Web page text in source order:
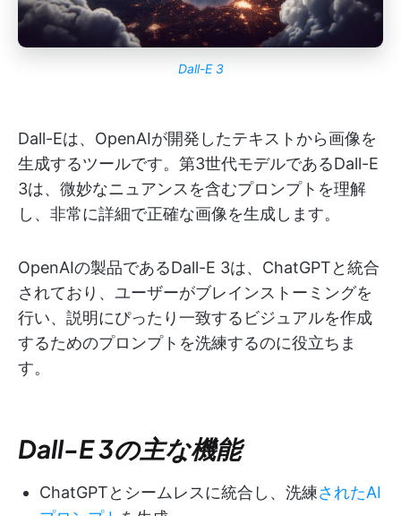
Dall-E 3
Dall-Eは、OpenAIが開発したテキストから画像を
生成するツールです。第3世代モデルであるDall-E
3は、微妙なニュアンスを含むプロンプトを理解
し、非常に詳細で正確な画像を生成します。
OpenAIの製品であるDall-E 3は、ChatGPTと統合
されており、ユーザーがブレインストーミングを
行い、説明にぴったり一致するビジュアルを作成
するためのプロンプトを洗練するのに役立ちま
す。
Dall-E 3の主な機能
ChatGPTとシームレスに統合し、洗練されたAI